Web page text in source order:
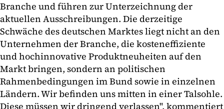
Branche und führen zur Unterzeichnung der
aktuellen Ausschreibungen. Die derzeitige
Schwäche des deutschen Marktes liegt nicht an den
Unternehmen der Branche, die kosteneffiziente
und hochinnovative Produktneuheiten auf den
Markt bringen, sondern an politischen
Rahmenbedingungen im Bund sowie in einzelnen
Ländern. Wir befinden uns mitten in einer Talsohle.
Diese müssen wir dringend verlassen", kommentiert